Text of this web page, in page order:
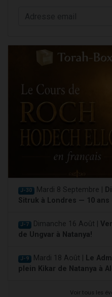
J-30 Mardi 8 Septembre |
Sitruk à Londres — 10 ans
J-7 Dimanche 16 Août |
de Ungvar à Natanya!
J-9 Mardi 18 Août | Le
plein Kikar de Natanya à
Voir tous les